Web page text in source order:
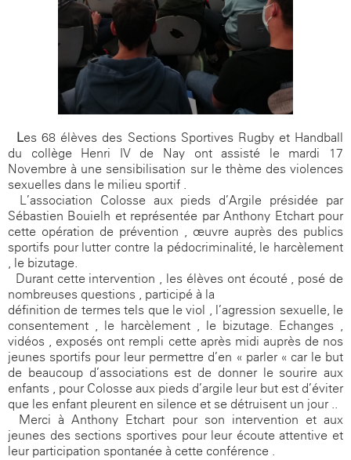
Les 68 élèves des Sections Sportives Rugby et Handball
du collège Henri IV de Nay ont assisté le mardi 17
Novembre à une sensibilisation sur le thème des violences
sexuelles dans le milieu sportif .
L’association Colosse aux pieds d’Argile présidée par
Sébastien Bouielh et représentée par Anthony Etchart pour
cette opération de prévention , œuvre auprès des publics
sportifs pour lutter contre la pédocriminalité, le harcèlement
, le bizutage.
Durant cette intervention , les élèves ont écouté , posé de
nombreuses questions , participé à la
définition de termes tels que le viol , l’agression sexuelle, le
consentement , le harcèlement , le bizutage. Echanges ,
vidéos , exposés ont rempli cette après midi auprès de nos
jeunes sportifs pour leur permettre d’en « parler « car le but
de beaucoup d’associations est de donner le sourire aux
enfants , pour Colosse aux pieds d’argile leur but est d’éviter
que les enfant pleurent en silence et se détruisent un jour ..
Merci à Anthony Etchart pour son intervention et aux
jeunes des sections sportives pour leur écoute attentive et
leur participation spontanée à cette conférence .